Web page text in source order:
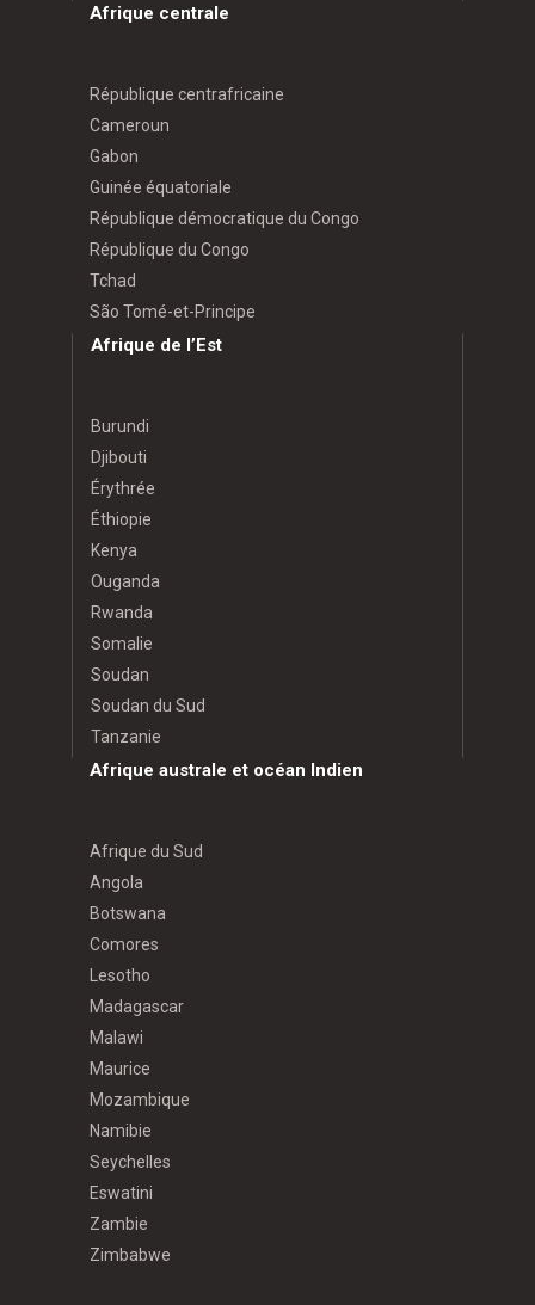
Afrique centrale
République centrafricaine
Cameroun
Gabon
Guinée équatoriale
République démocratique du Congo
République du Congo
Tchad
São Tomé-et-Principe
Afrique de l’Est
Burundi
Djibouti
Érythrée
Éthiopie
Kenya
Ouganda
Rwanda
Somalie
Soudan
Soudan du Sud
Tanzanie
Afrique australe et océan Indien
Afrique du Sud
Angola
Botswana
Comores
Lesotho
Madagascar
Malawi
Maurice
Mozambique
Namibie
Seychelles
Eswatini
Zambie
Zimbabwe